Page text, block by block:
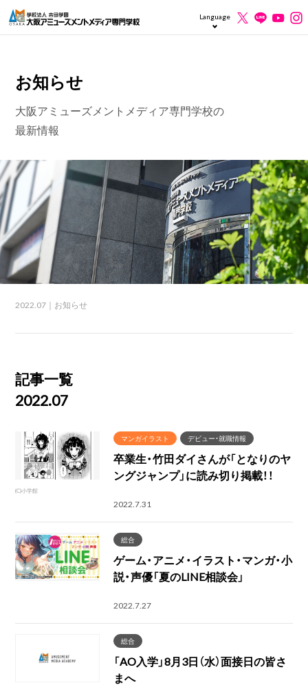
Language
お知らせ
大阪アミューズメントメディア専門学校の
最新情報
2022.07 ｜お知らせ
記事一覧
2022.07
(C)小学館
マンガイラスト デビュー・就職情報
卒業生・竹田ダイさんが「となりのヤ
ングジャンプ」に読み切り掲載！！
2022.7.31
総合
ゲーム・アニメ・イラスト・マンガ・小
説・声優「夏のLINE相談会」
2022.7.27
総合
「AO入学」8月3日（水）面接日の皆さ
まへ